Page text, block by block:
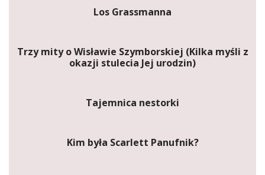
Los Grassmanna
Trzy mity o Wisławie Szymborskiej (Kilka myśli z
okazji stulecia Jej urodzin)
Tajemnica nestorki
Kim była Scarlett Panufnik?